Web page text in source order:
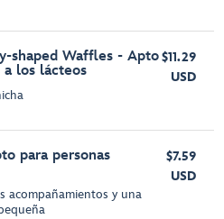
shaped Waffles - Apto
a los lácteos
$11.29
USD
para personas
acompañamientos y una
$7.59
USD